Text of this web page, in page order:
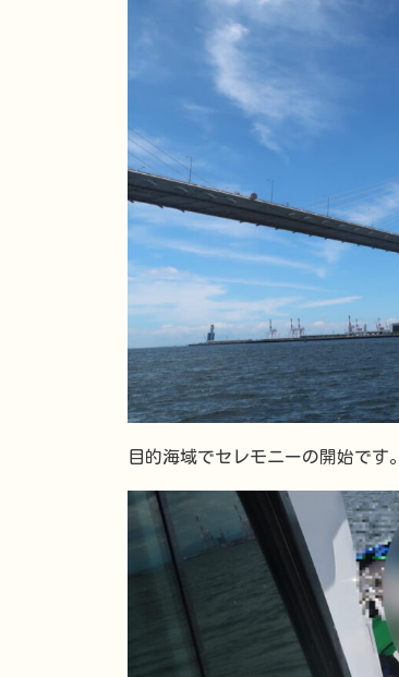
目的海域でセレモニーの開始です。